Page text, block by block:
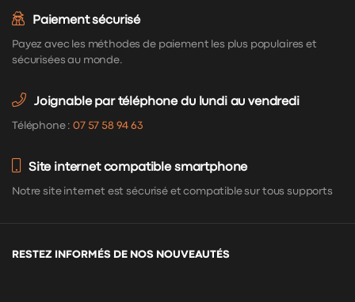
Paiement sécurisé
Payez avec les méthodes de paiement les plus populaires et
sécurisées au monde.
Joignable par téléphone du lundi au vendredi
Téléphone :07 57 58 94 63
Site internet compatible smartphone
Notre site internet est sécurisé et compatible sur tous supports
RESTEZ INFORMÉS DE NOS NOUVEAUTÉS